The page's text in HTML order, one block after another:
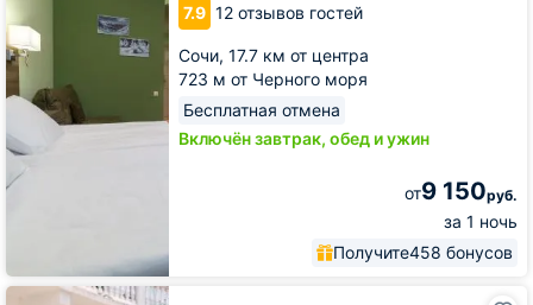
7.9 12 отзывов гостей
Сочи, 17.7 км от центра
723 м от Черного моря
Бесплатная отмена
Включён завтрак, обед и ужин
от9 150руб.
за 1 ночь
Получите458 бонусов
Отель